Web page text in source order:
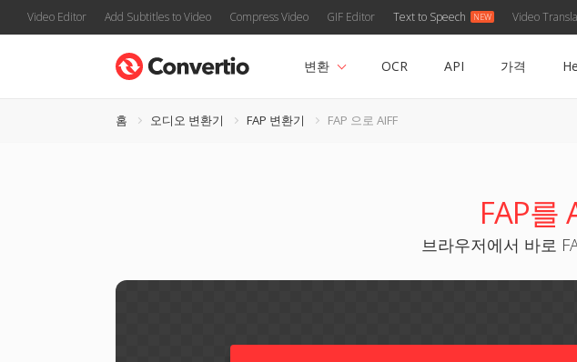
Video Editor Add Subtitles to Video Compress Video GIF Editor Text to Speech Video
변환 OCR API 가격
홈 오디오 변환기 FAP 변환기 FAP 으로 AIFF
FAP를
브라우저에서 바로